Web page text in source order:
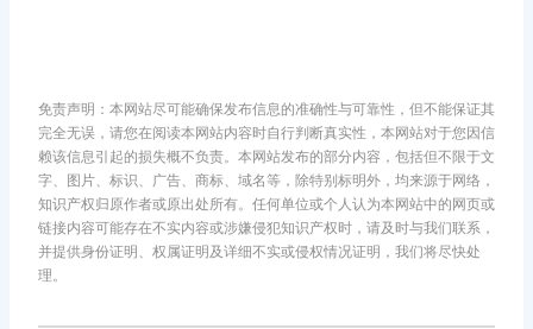
免责声明：本网站尽可能确保发布信息的准确性与可靠性，但不能保证其
完全无误，请您在阅读本网站内容时自行判断真实性，本网站对于您因信
赖该信息引起的损失概不负责。本网站发布的部分内容，包括但不限于文
字、图片、标识、广告、商标、域名等，除特别标明外，均来源于网络，
知识产权归原作者或原出处所有。任何单位或个人认为本网站中的网页或
链接内容可能存在不实内容或涉嫌侵犯知识产权时，请及时与我们联系，
并提供身份证明、权属证明及详细不实或侵权情况证明，我们将尽快处
理。